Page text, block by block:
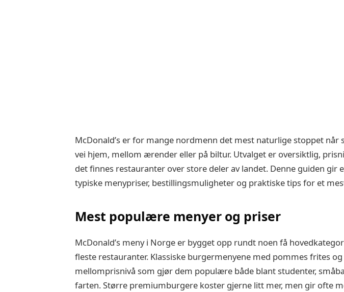
McDonald’s er for mange nordmenn det mest naturlige stoppet når
vei hjem, mellom ærender eller på biltur. Utvalget er oversiktlig,
det finnes restauranter over store deler av landet. Denne guiden gir
typiske menypriser, bestillingsmuligheter og praktiske tips for et
Mest populære menyer og priser
McDonald’s meny i Norge er bygget opp rundt noen få
fleste restauranter. Klassiske burgermenyene med pommes frites
mellomprisnivå som gjør dem populære både blant studenter,
farten. Større premiumburgere koster gjerne litt mer, men gir ofte